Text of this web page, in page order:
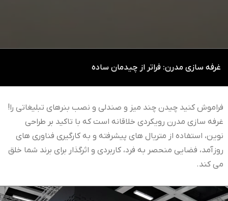
غرفه سازی مدرن: فراتر از چیدمان ساده
فراموش کنید چیدن چند میز و صندلی و نصب بنرهای تبلیغاتی را!
غرفه سازی مدرن رویکردی خلاقانه است که با تاکید بر طراحی
نوین، استفاده از متریال های پیشرفته و به کارگیری فناوری های
روزآمد، فضایی منحصر به فرد، کاربردی و اثرگذار برای برند شما خلق
می کند.